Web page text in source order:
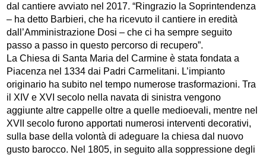
dal cantiere avviato nel 2017. “Ringrazio la Soprintendenza
– ha detto Barbieri, che ha ricevuto il cantiere in eredità
dall’Amministrazione Dosi – che ci ha sempre seguito
passo a passo in questo percorso di recupero”.
La Chiesa di Santa Maria del Carmine è stata fondata a
Piacenza nel 1334 dai Padri Carmelitani. L’impianto
originario ha subito nel tempo numerose trasformazioni. Tra
il XIV e XVI secolo nella navata di sinistra vengono
aggiunte altre cappelle oltre a quelle medioevali, mentre nel
XVII secolo furono apportati numerosi interventi decorativi,
sulla base della volontà di adeguare la chiesa dal nuovo
gusto barocco. Nel 1805, in seguito alla soppressione degli